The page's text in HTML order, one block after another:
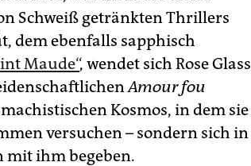
Schweiß getränkten Thrillers
dem ebenfalls sapphisch
Maude“, wendet sich Rose Glass
Amour fou
Kosmos, in dem sie
versuchen – sondern sich in
mit ihm begeben.